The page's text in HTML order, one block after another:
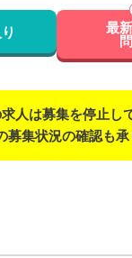
最
人は募集を停止し
募集状況の確認も承